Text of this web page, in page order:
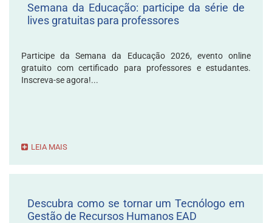
Semana da Educação: participe da série de
lives gratuitas para professores
Participe da Semana da Educação 2026, evento online
gratuito com certificado para professores e estudantes.
Inscreva-se agora!...
LEIA MAIS
Descubra como se tornar um Tecnólogo em
Gestão de Recursos Humanos EAD